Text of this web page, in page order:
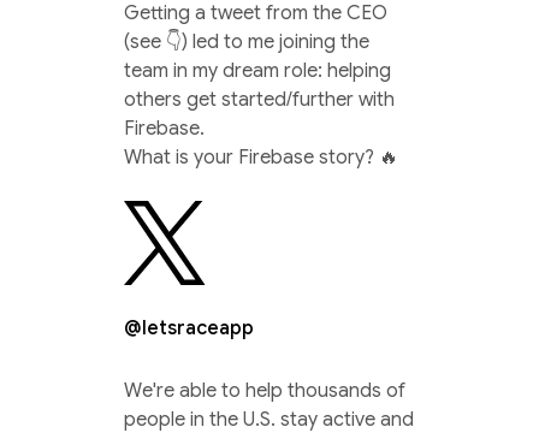
Getting a tweet from the CEO
(see 👇) led to me joining the
team in my dream role: helping
others get started/further with
Firebase.
What is your Firebase story? 🔥
@letsraceapp
We're able to help thousands of
people in the U.S. stay active and